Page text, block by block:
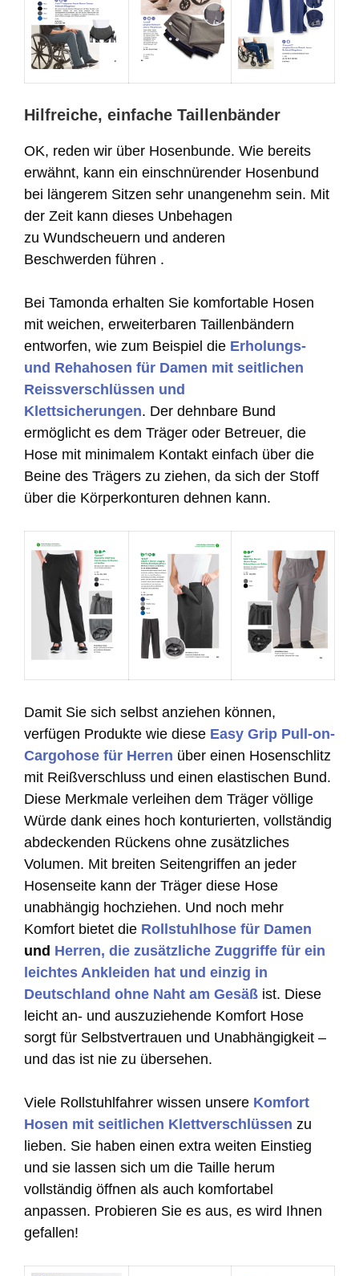
Hilfreiche, einfache Taillenbänder
OK, reden wir über Hosenbunde. Wie bereits
erwähnt, kann ein einschnürender Hosenbund
bei längerem Sitzen sehr unangenehm sein. Mit
der Zeit kann dieses Unbehagen
zu Wundscheuern und anderen
Beschwerden führen .
Bei Tamonda erhalten Sie komfortable Hosen
mit weichen, erweiterbaren Taillenbändern
entworfen, wie zum Beispiel die Erholungs-
und Rehahosen für Damen mit seitlichen
Reissverschlüssen und
Klettsicherungen. Der dehnbare Bund
ermöglicht es dem Träger oder Betreuer, die
Hose mit minimalem Kontakt einfach über die
Beine des Trägers zu ziehen, da sich der Stoff
über die Körperkonturen dehnen kann.
Damit Sie sich selbst anziehen können,
verfügen Produkte wie diese Easy Grip Pull-on-
Cargohose für Herren über einen Hosenschlitz
mit Reißverschluss und einen elastischen Bund.
Diese Merkmale verleihen dem Träger völlige
Würde dank eines hoch konturierten, vollständig
abdeckenden Rückens ohne zusätzliches
Volumen. Mit breiten Seitengriffen an jeder
Hosenseite kann der Träger diese Hose
unabhängig hochziehen. Und noch mehr
Komfort bietet die Rollstuhlhose für Damen
und Herren, die zusätzliche Zuggriffe für ein
leichtes Ankleiden hat und einzig in
Deutschland ohne Naht am Gesäß ist. Diese
leicht an- und auszuziehende Komfort Hose
sorgt für Selbstvertrauen und Unabhängigkeit –
und das ist nie zu übersehen.
Viele Rollstuhlfahrer wissen unsere Komfort
Hosen mit seitlichen Klettverschlüssen zu
lieben. Sie haben einen extra weiten Einstieg
und sie lassen sich um die Taille herum
vollständig öffnen als auch komfortabel
anpassen. Probieren Sie es aus, es wird Ihnen
gefallen!